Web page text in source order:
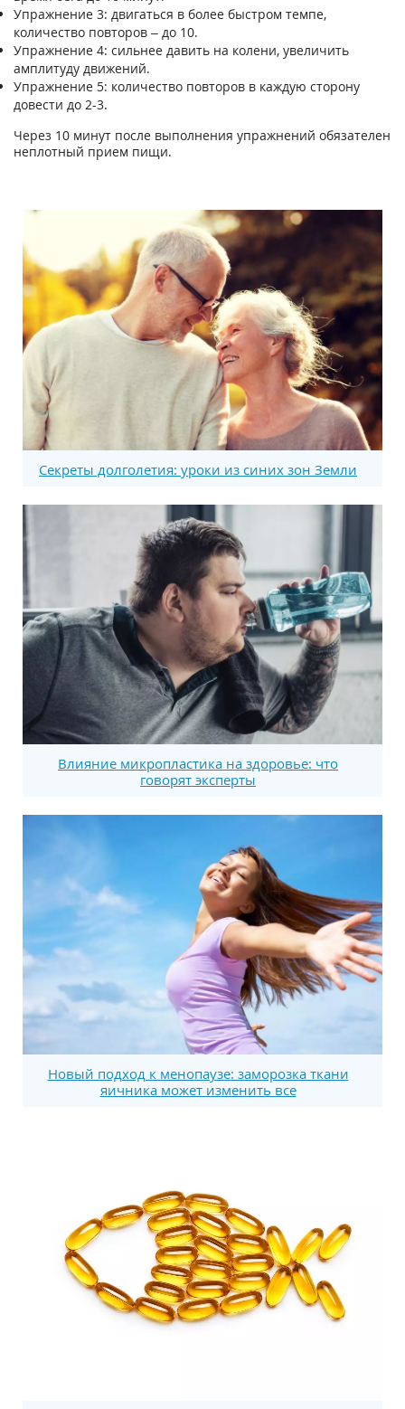
Упражнение 3: двигаться в более быстром темпе,
количество повторов – до 10.
Упражнение 4: сильнее давить на колени, увеличить
амплитуду движений.
Упражнение 5: количество повторов в каждую сторону
довести до 2-3.
Через 10 минут после выполнения упражнений обязателен
неплотный прием пищи.
Секреты долголетия: уроки из синих зон Земли
Влияние микропластика на здоровье: что
говорят эксперты
Новый подход к менопаузе: заморозка ткани
яичника может изменить все